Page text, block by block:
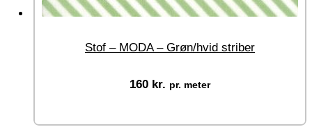
Stof – MODA – Grøn/hvid striber
160 kr. pr. meter